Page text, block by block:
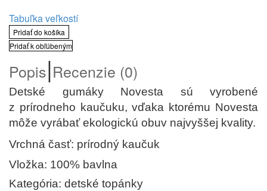
Tabuľka veľkostí
Pridať do košíka
Pridať k obľúbeným
Popis|Recenzie (0)
Detské gumáky Novesta sú vyrobené
z prírodneho kaučuku, vďaka ktorému Novesta
môže vyrábať ekologickú obuv najvyššej kvality.
Vrchná časť: prírodný kaučuk
Vložka: 100% bavlna
Kategória: detské topánky